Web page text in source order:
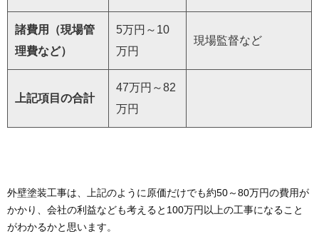
諸費用（現場管
理費など）
5万円～10
万円
現場監督など
上記項目の合計
47万円～82
万円
外壁塗装工事は、上記のように原価だけでも約50～80万円の費用が
かかり、会社の利益なども考えると100万円以上の工事になること
がわかるかと思います。